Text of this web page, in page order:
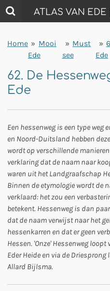
Ga
direct
de
hoofdinhoud
ATLAS VAN
Home » Mooi
Ede
» Must
see
»
Ede
62. De
Ede
Een hessenweg is een type weg
en Noord-Duitsland hebben
wordt op verschillende
verklaring dat de naam naar
waren uit het Landgraafschap
Binnen de etymologie wordt de
verklaard: het zou een
betekent. Hessenweg is dan
dat de naam verwijst naar het
hessenkarren en dat er geen
Hessen. 'Onze' Hessenweg
Eder Heide en via de
Allard Bijlsma.